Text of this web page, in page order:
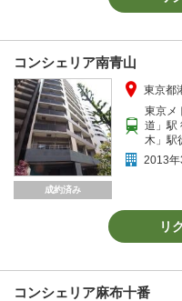
コンシェリア南青山
成約済み
東京都
東京メ
道」駅
木」駅
2013年
リ
コンシェリア麻布十番